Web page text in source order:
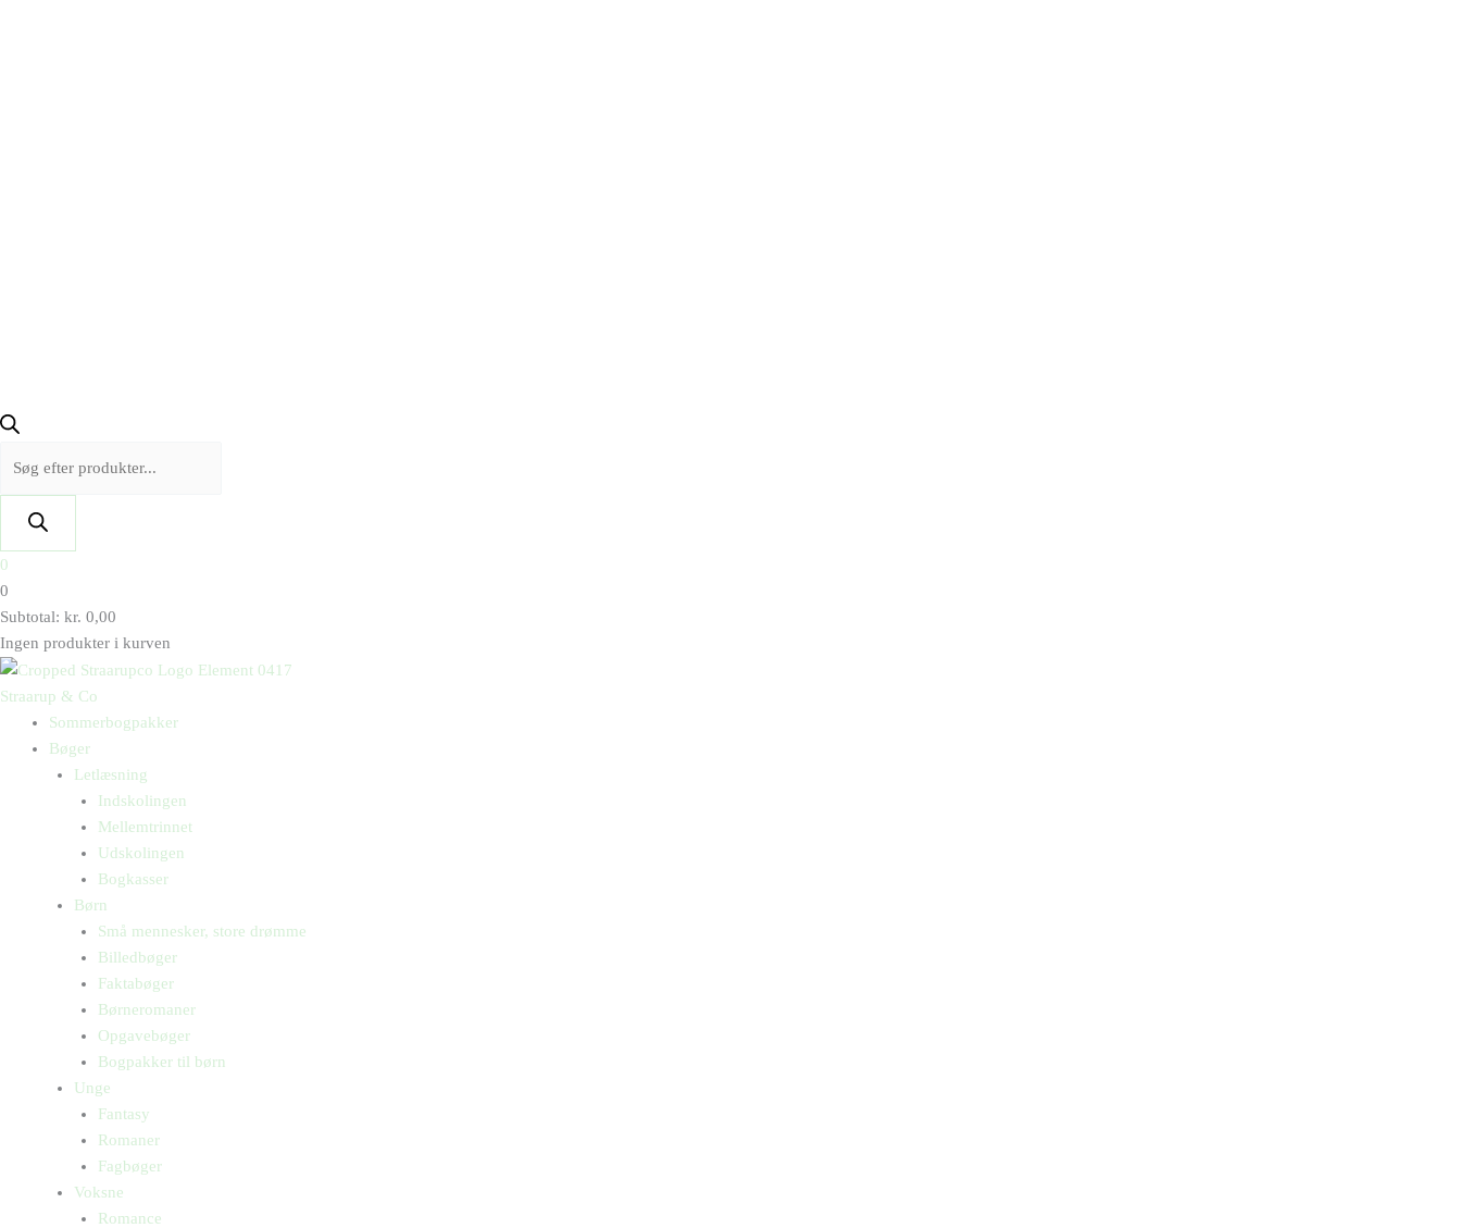
0
0
Subtotal: kr. 0,00
Ingen produkter i kurven
Straarup & Co
Sommerbogpakker
Bøger
Letlæsning
Indskolingen
Mellemtrinnet
Udskolingen
Bogkasser
Børn
Små mennesker, store drømme
Billedbøger
Faktabøger
Børneromaner
Opgavebøger
Bogpakker til børn
Unge
Fantasy
Romaner
Fagbøger
Voksne
Romance